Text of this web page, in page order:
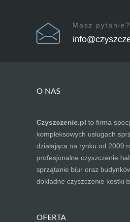
Masz pytanie?
O NAS
Czyszczenie.pl to firma
kompleksowych usługach
działająca na rynku od 2009
profesjonalne czyszczenie
sprzątanie biur oraz
dokładne czyszczenie kostki
OFERTA